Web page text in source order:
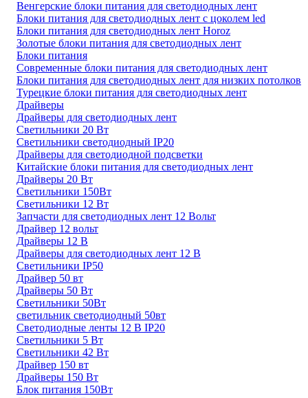
Венгерские блоки питания для светодиодных лент
Блоки питания для светодиодных лент с цоколем led
Блоки питания для светодиодных лент Horoz
Золотые блоки питания для светодиодных лент
Блоки питания
Современные блоки питания для светодиодных лент
Блоки питания для светодиодных лент для низких потолков
Турецкие блоки питания для светодиодных лент
Драйверы
Драйверы для светодиодных лент
Светильники 20 Вт
Светильники светодиодный IP20
Драйверы для светодиодной подсветки
Китайские блоки питания для светодиодных лент
Драйверы 20 Вт
Светильники 150Вт
Светильники 12 Вт
Запчасти для светодиодных лент 12 Вольт
Драйвер 12 вольт
Драйверы 12 В
Драйверы для светодиодных лент 12 В
Светильники IP50
Драйвер 50 вт
Драйверы 50 Вт
Светильники 50Вт
светильник светодиодный 50вт
Светодиодные ленты 12 В IP20
Светильники 5 Вт
Светильники 42 Вт
Драйвер 150 вт
Драйверы 150 Вт
Блок питания 150Вт